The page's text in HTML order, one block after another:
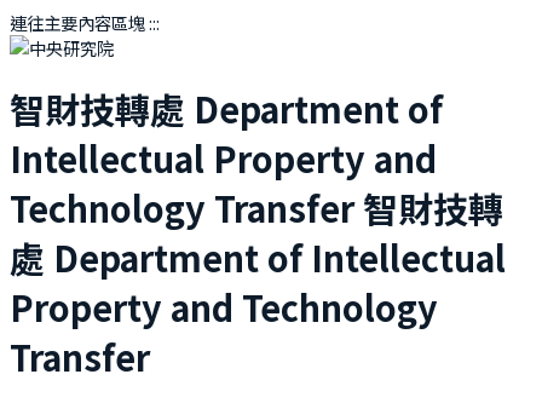
連往主要內容區塊:::
智財技轉處 Department of
Intellectual Property and
Technology Transfer智財技轉
處 Department of Intellectual
Property and Technology
Transfer